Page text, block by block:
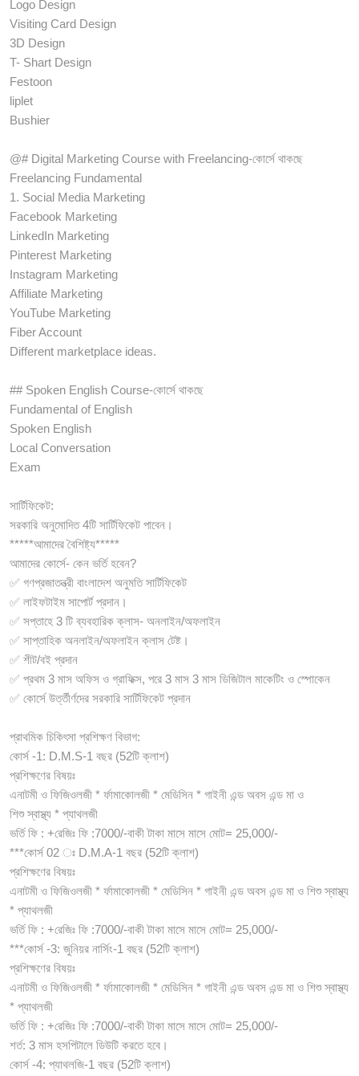
Logo Design
Visiting Card Design
3D Design
T- Shart Design
Festoon
liplet
Bushier
@# Digital Marketing Course with Freelancing-কোর্সে থাকছে
Freelancing Fundamental
1. Social Media Marketing
Facebook Marketing
LinkedIn Marketing
Pinterest Marketing
Instagram Marketing
Affiliate Marketing
YouTube Marketing
Fiber Account
Different marketplace ideas.
## Spoken English Course-কোর্সে থাকছে
Fundamental of English
Spoken English
Local Conversation
Exam
সার্টিফিকেট:
সরকারি অনুমোদিত 4টি সার্টিফিকেট পাবেন।
*****আমাদের বৈশিষ্ট্য*****
আমাদের কোর্সে- কেন ভর্তি হবেন?
✅ গণপ্রজাতন্ত্রী বাংলাদেশ অনুমতি সার্টিফিকেট
✅ লাইফটাইম সাপোর্ট প্রদান।
✅ সপ্তাহে 3 টি ব্যবহারিক ক্লাস- অনলাইন/অফলাইন
✅ সাপ্তাহিক অনলাইন/অফলাইন ক্লাস টেষ্ট।
✅ শীট/বই প্রদান
✅ প্রথম 3 মাস অফিস ও গ্রাফিক্স, পরে 3 মাস 3 মাস ডিজিটাল মাকেটিং ও স্পোকেন
✅ কোর্সে উর্ত্তীর্ণদের সরকারি সার্টিফিকেট প্রদান
প্রাথমিক চিকিৎসা প্রশিক্ষণ বিভাগ:
কোর্স -1: D.M.S-1 বছর (52টি ক্লাশ)
প্রশিক্ষণের বিষয়ঃ
এনাটমী ও ফিজিওলজী * র্ফামাকোলজী * মেডিসিন * গাইনী এন্ড অবস এন্ড মা ও
শিশু স্বাস্থ্য * প্যাথলজী
ভর্তি ফি : +রেজিঃ ফি :7000/-বাকী টাকা মাসে মাসে মোট= 25,000/-
***কোর্স 02 ঃ D.M.A-1 বছর (52টি ক্লাশ)
প্রশিক্ষণের বিষয়ঃ
এনাটমী ও ফিজিওলজী * র্ফামাকোলজী * মেডিসিন * গাইনী এন্ড অবস এন্ড মা ও শিশু স্বাস্থ্য
* প্যাথলজী
ভর্তি ফি : +রেজিঃ ফি :7000/-বাকী টাকা মাসে মাসে মোট= 25,000/-
***কোর্স -3: জুনিয়র নার্সিং-1 বছর (52টি ক্লাশ)
প্রশিক্ষণের বিষয়ঃ
এনাটমী ও ফিজিওলজী * র্ফামাকোলজী * মেডিসিন * গাইনী এন্ড অবস এন্ড মা ও শিশু স্বাস্থ্য
* প্যাথলজী
ভর্তি ফি : +রেজিঃ ফি :7000/-বাকী টাকা মাসে মাসে মোট= 25,000/-
শর্ত: 3 মাস হসপিটালে ডিউটি করতে হবে।
কোর্স -4: প্যাথলজি-1 বছর (52টি ক্লাশ)